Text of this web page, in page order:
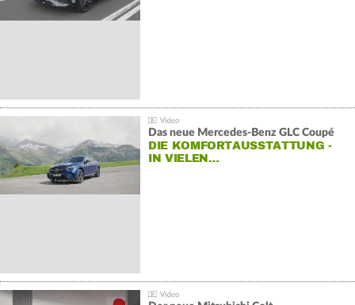
Das neue Mercedes-Benz GLC Coupé
DIE KOMFORTAUSSTATTUNG -
IN VIELEN…